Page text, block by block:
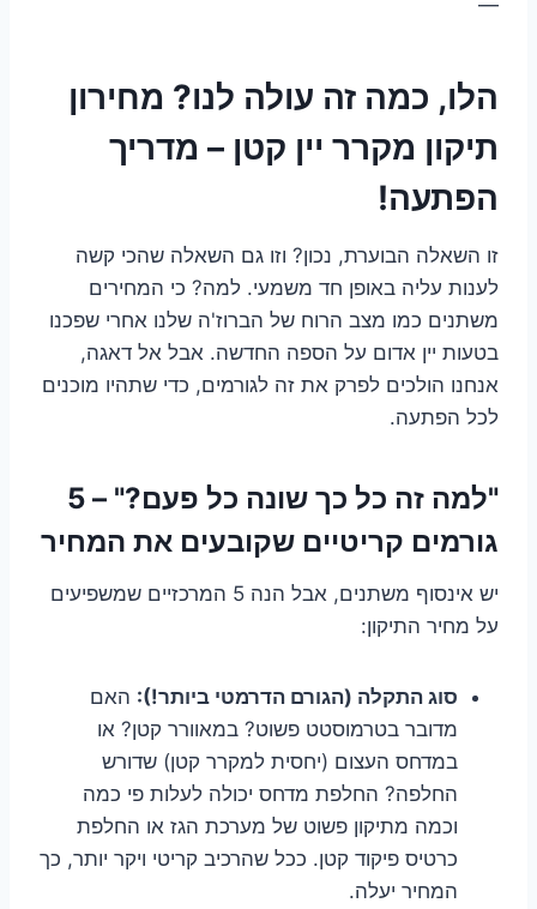
הלו, כמה זה עולה לנו? מחירון
תיקון מקרר יין קטן – מדריך
הפתעה!
זו השאלה הבוערת, נכון? וזו גם השאלה שהכי קשה
לענות עליה באופן חד משמעי. למה? כי המחירים
משתנים כמו מצב הרוח של הברוז'ה שלנו אחרי שפכנו
בטעות יין אדום על הספה החדשה. אבל אל דאגה,
אנחנו הולכים לפרק את זה לגורמים, כדי שתהיו מוכנים
לכל הפתעה.
"למה זה כל כך שונה כל פעם?" – 5
גורמים קריטיים שקובעים את המחיר
יש אינסוף משתנים, אבל הנה 5 המרכזיים שמשפיעים
על מחיר התיקון:
סוג התקלה (הגורם הדרמטי ביותר!): האם
מדובר בטרמוסטט פשוט? במאוורר קטן? או
במדחס העצום (יחסית למקרר קטן) שדורש
החלפה? החלפת מדחס יכולה לעלות פי כמה
וכמה מתיקון פשוט של מערכת הגז או החלפת
כרטיס פיקוד קטן. ככל שהרכיב קריטי ויקר יותר, כך
המחיר יעלה.